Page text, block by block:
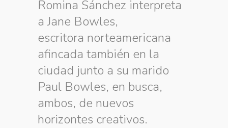
Romina Sánchez interpreta
a Jane Bowles,
escritora norteamericana
afincada también en la
ciudad junto a su marido
Paul Bowles, en busca,
ambos, de nuevos
horizontes creativos.